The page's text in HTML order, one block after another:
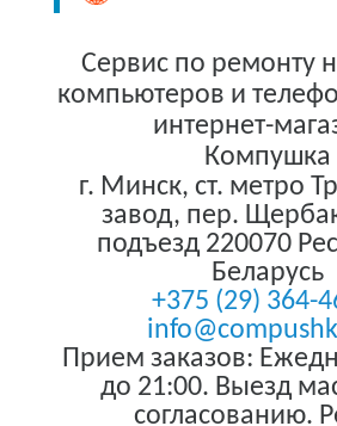
Сервис по ремонту
компьютеров и
интернет-
Компушка
г. Минск, ст. метро
завод, пер.
подъезд 220070
Беларусь
+375 (29) 364-
Прием заказов:
до 21:00. Выезд
согласованию.